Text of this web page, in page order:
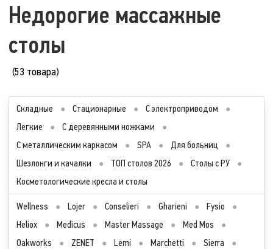
Недорогие массажные
столы
(53 товара)
Складные ● Стационарные ● С электроприводом
●
Легкие
● С деревянными ножками
●
С металлическим каркасом
● SPA ● Для больниц
●
Шезлонги и качалки
● ТОП столов 2026 ● Столы с РУ
●
Косметологические кресла и столы
Wellness ● Lojer ● Conselieri ● Gharieni ● Fysio
●
Heliox
● Medicus ● Master Massage ● Med Mos
●
Oakworks
● ZENET ● Lemi ● Marchetti ● Sierra
●